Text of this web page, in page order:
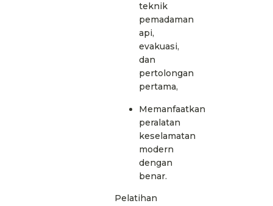
teknik
pemadaman
api,
evakuasi,
dan
pertolongan
pertama,
Memanfaatkan
peralatan
keselamatan
modern
dengan
benar.
Pelatihan